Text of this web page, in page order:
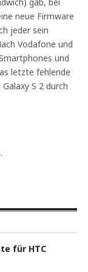
neue Firmware
jeder sein
Vodafone und
und
letzte fehlende
S 2 durch
für HTC